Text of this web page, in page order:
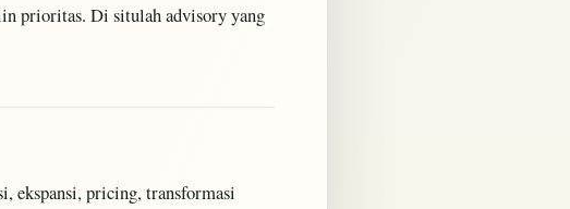
prioritas. Di situlah advisory yang
ekspansi, pricing, transformasi